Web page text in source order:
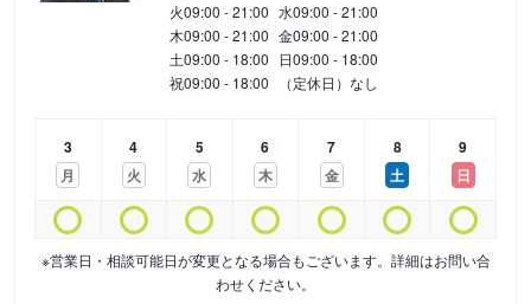
火09:00 - 21:00 水09:00 - 21:00
木09:00 - 21:00 金09:00 - 21:00
土09:00 - 18:00 日09:00 - 18:00
祝09:00 - 18:00 （定休日）なし
3
月
4
火
5
水
6
木
7
金
8
土
9
日
※営業日・相談可能日が変更となる場合もございます。詳細はお問い合
わせください。